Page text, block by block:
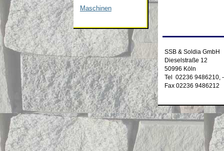
SSB & Soldia GmbH
Dieselstraße 12
50996 Köln
Tel 02236 9486210,
Fax 02236 9486212
Maschinen